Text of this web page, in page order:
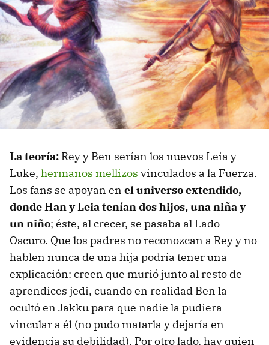
La teoría: Rey y Ben serían los nuevos Leia y
Luke, hermanos mellizos vinculados a la Fuerza.
Los fans se apoyan en el universo extendido,
donde Han y Leia tenían dos hijos, una niña y
un niño; éste, al crecer, se pasaba al Lado
Oscuro. Que los padres no reconozcan a Rey y no
hablen nunca de una hija podría tener una
explicación: creen que murió junto al resto de
aprendices jedi, cuando en realidad Ben la
ocultó en Jakku para que nadie la pudiera
vincular a él (no pudo matarla y dejaría en
evidencia su debilidad). Por otro lado, hay quien